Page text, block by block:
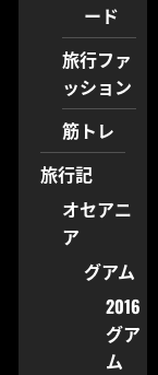
ード
旅行ファ
ッション
筋トレ
旅行記
オセアニ
ア
グアム
2016
グア
ム